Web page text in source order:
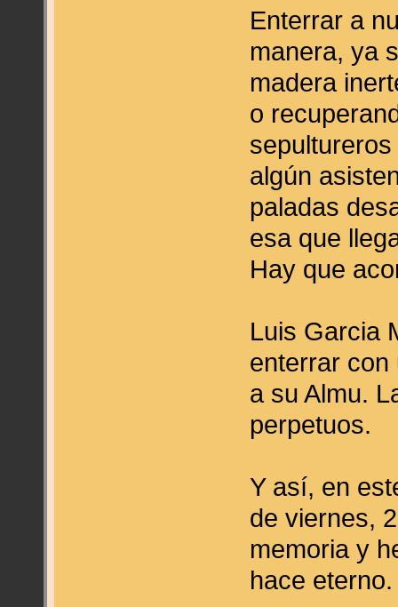
Enterrar a
manera, ya
madera
o
algún
paladas
esa que
Hay que
Luis Garcia
enterrar con
a su Almu.
perpetuos.
Y así, en
de viernes,
memoria y
hace eterno.